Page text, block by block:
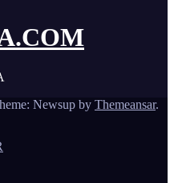
Newsup by Themeansar.